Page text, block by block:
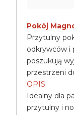
Pokój
Przytulny
odkrywców i
poszukują
przestrzeni
OPIS
Idealny dla
przytulny i